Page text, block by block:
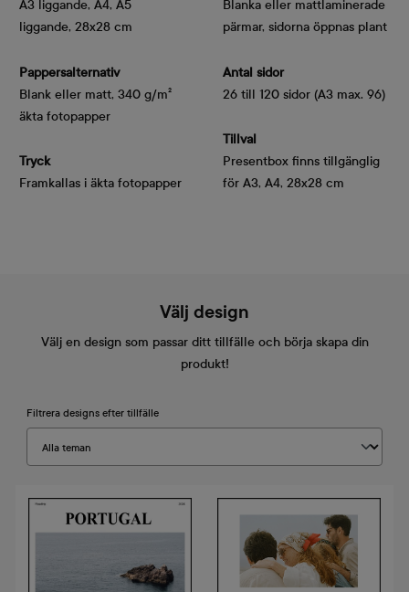
A3 liggande, A4, A5
liggande, 28x28 cm
Pappersalternativ
Blank eller matt, 340 g/m²
äkta fotopapper
Tryck
Framkallas i äkta fotopapper
Blanka eller mattlaminerade
pärmar, sidorna öppnas plant
Antal sidor
26 till 120 sidor (A3 max. 96)
Tillval
Presentbox finns tillgänglig
för A3, A4, 28x28 cm
Välj design
Välj en design som passar ditt tillfälle och börja skapa din
produkt!
Filtrera designs efter tillfälle